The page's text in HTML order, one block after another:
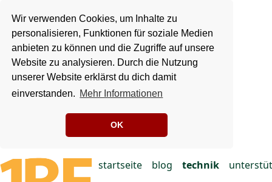
Wir verwenden Cookies, um Inhalte zu
personalisieren, Funktionen für soziale Medien
anbieten zu können und die Zugriffe auf unsere
Website zu analysieren. Durch die Nutzung
unserer Website erklärst du dich damit
einverstanden. Mehr Informationen
OK
startseite blog technik